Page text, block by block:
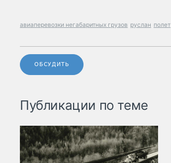
авиаперевозки негабаритных грузов руслан полет
ОБСУДИТЬ
Публикации по теме